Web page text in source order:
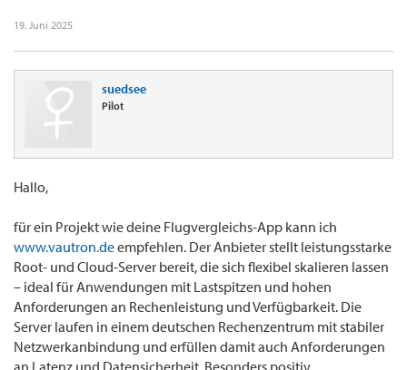
19. Juni 2025
suedsee
Pilot
Hallo,
für ein Projekt wie deine Flugvergleichs-App kann ich
www.vautron.deempfehlen. Der Anbieter stellt leistungsstarke
Root- und Cloud-Server bereit, die sich flexibel skalieren lassen
– ideal für Anwendungen mit Lastspitzen und hohen
Anforderungen an Rechenleistung und Verfügbarkeit. Die
Server laufen in einem deutschen Rechenzentrum mit stabiler
Netzwerkanbindung und erfüllen damit auch Anforderungen